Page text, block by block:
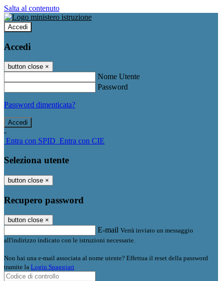
Salta al contenuto
Accedi
Accedi
button close ×
Nome Utente
Password
Password dimenticata?
-
Entra con SPID Entra con CIE
Seleziona utente
button close ×
Recupero password
button close ×
E-mail Verrà inviato un messaggio
all'indirizzo indicato con le istruzioni necessarie.
Non hai una e-mail associata al nome utente? Effettua il reset della password
tramite la Login Spaggiari